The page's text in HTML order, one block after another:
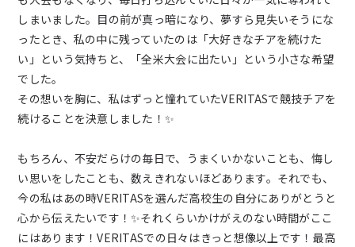
しまいました。目の前が真っ暗になり、夢すら見失いそうにな
ったとき、私の中に残っていたのは「大好きなチアを続けた
い」という気持ちと、「全米大会に出たい」という小さな希望
でした。
その想いを胸に、私はずっと憧れていたVERITASで競技チアを
続けることを決意しました！✨️
もちろん、不安だらけの毎日で、うまくいかないことも、悔し
い思いをしたことも、数えきれないほどあります。それでも、
今の私はあの時VERITASを選んだ高校生の自分にありがとうと
心から伝えたいです！✨️それくらいかけがえのない時間がここ
にはあります！VERITASでの日々はきっと想像以上です！最高